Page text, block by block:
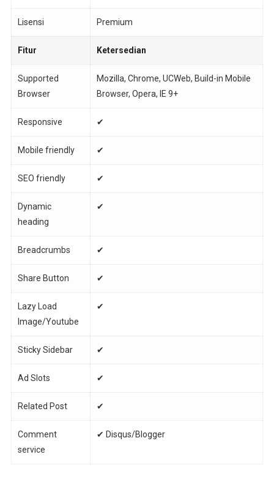
Lisensi Premium
Fitur Ketersedian
Supported
Browser
Mozilla, Chrome, UCWeb, Build-in Mobile
Browser, Opera, IE 9+
Responsive ✔
Mobile friendly ✔
SEO friendly ✔
Dynamic
heading
✔
Breadcrumbs ✔
Share Button ✔
Lazy Load
Image/Youtube
✔
Sticky Sidebar ✔
Ad Slots ✔
Related Post ✔
Comment
service
✔ Disqus/Blogger